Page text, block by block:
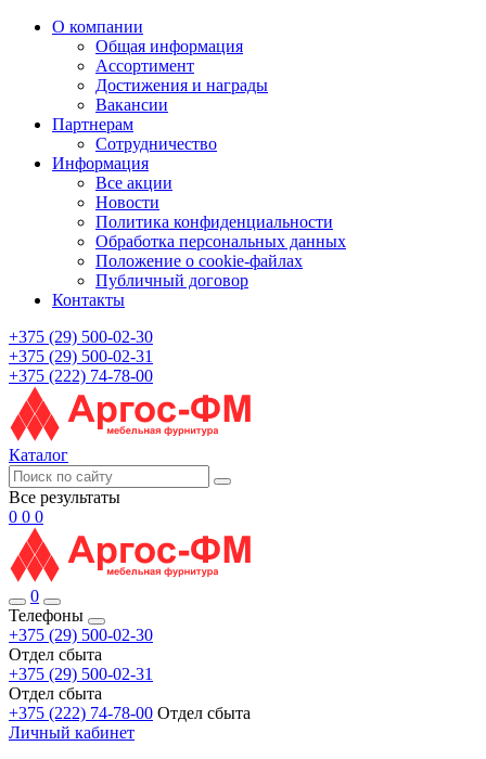
О компании
Общая информация
Ассортимент
Достижения и награды
Вакансии
Партнерам
Сотрудничество
Информация
Все акции
Новости
Политика конфиденциальности
Обработка персональных данных
Положение о cookie-файлах
Публичный договор
Контакты
+375 (29) 500-02-30
+375 (29) 500-02-31
+375 (222) 74-78-00
Каталог
Все результаты
0 0 0
0
Телефоны
+375 (29) 500-02-30
Отдел сбыта
+375 (29) 500-02-31
Отдел сбыта
+375 (222) 74-78-00 Отдел сбыта
Личный кабинет